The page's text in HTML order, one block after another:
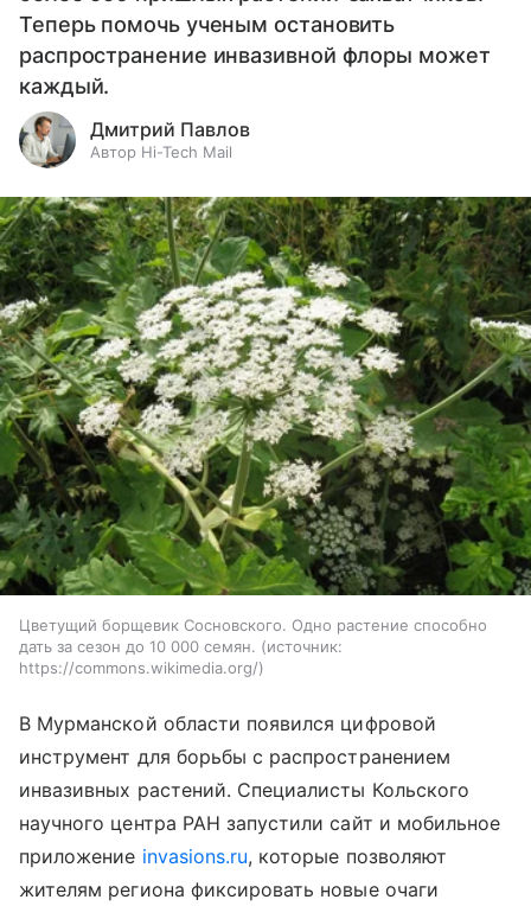
Теперь помочь ученым остановить
распространение инвазивной флоры может
каждый.
Дмитрий Павлов
Автор Hi-Tech Mail
Цветущий борщевик Сосновского. Одно растение способно
дать за сезон до 10 000 семян.
источник:
https://commons.wikimedia.org/
В Мурманской области появился цифровой
инструмент для борьбы с распространением
инвазивных растений. Специалисты Кольского
научного центра РАН запустили сайт и мобильное
приложение invasions.ru, которые позволяют
жителям региона фиксировать новые очаги